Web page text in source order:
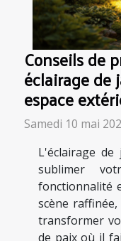
Conseils de
éclairage de
espace
Samedi 10 mai
L'éclairage
sublimer
fonctionnalité
scène
transformer
de paix où il